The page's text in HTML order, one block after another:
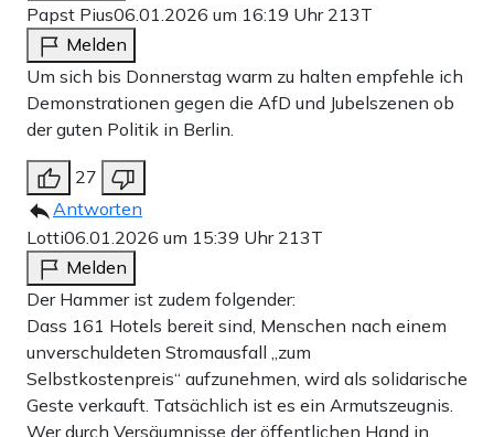
Papst Pius06.01.2026 um 16:19 Uhr 213T
Melden
Um sich bis Donnerstag warm zu halten empfehle ich
Demonstrationen gegen die AfD und Jubelszenen ob
der guten Politik in Berlin.
27
Antworten
Lotti06.01.2026 um 15:39 Uhr 213T
Melden
Der Hammer ist zudem folgender:
Dass 161 Hotels bereit sind, Menschen nach einem
unverschuldeten Stromausfall „zum
Selbstkostenpreis“ aufzunehmen, wird als solidarische
Geste verkauft. Tatsächlich ist es ein Armutszeugnis.
Wer durch Versäumnisse der öffentlichen Hand in